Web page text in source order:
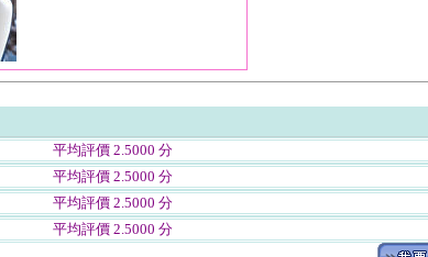
平均評價 2.5000 分
平均評價 2.5000 分
平均評價 2.5000 分
平均評價 2.5000 分